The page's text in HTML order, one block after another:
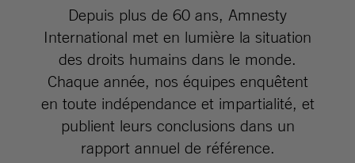
Depuis plus de 60 ans, Amnesty
International met en lumière la situation
des droits humains dans le monde.
Chaque année, nos équipes enquêtent
en toute indépendance et impartialité, et
publient leurs conclusions dans un
rapport annuel de référence.